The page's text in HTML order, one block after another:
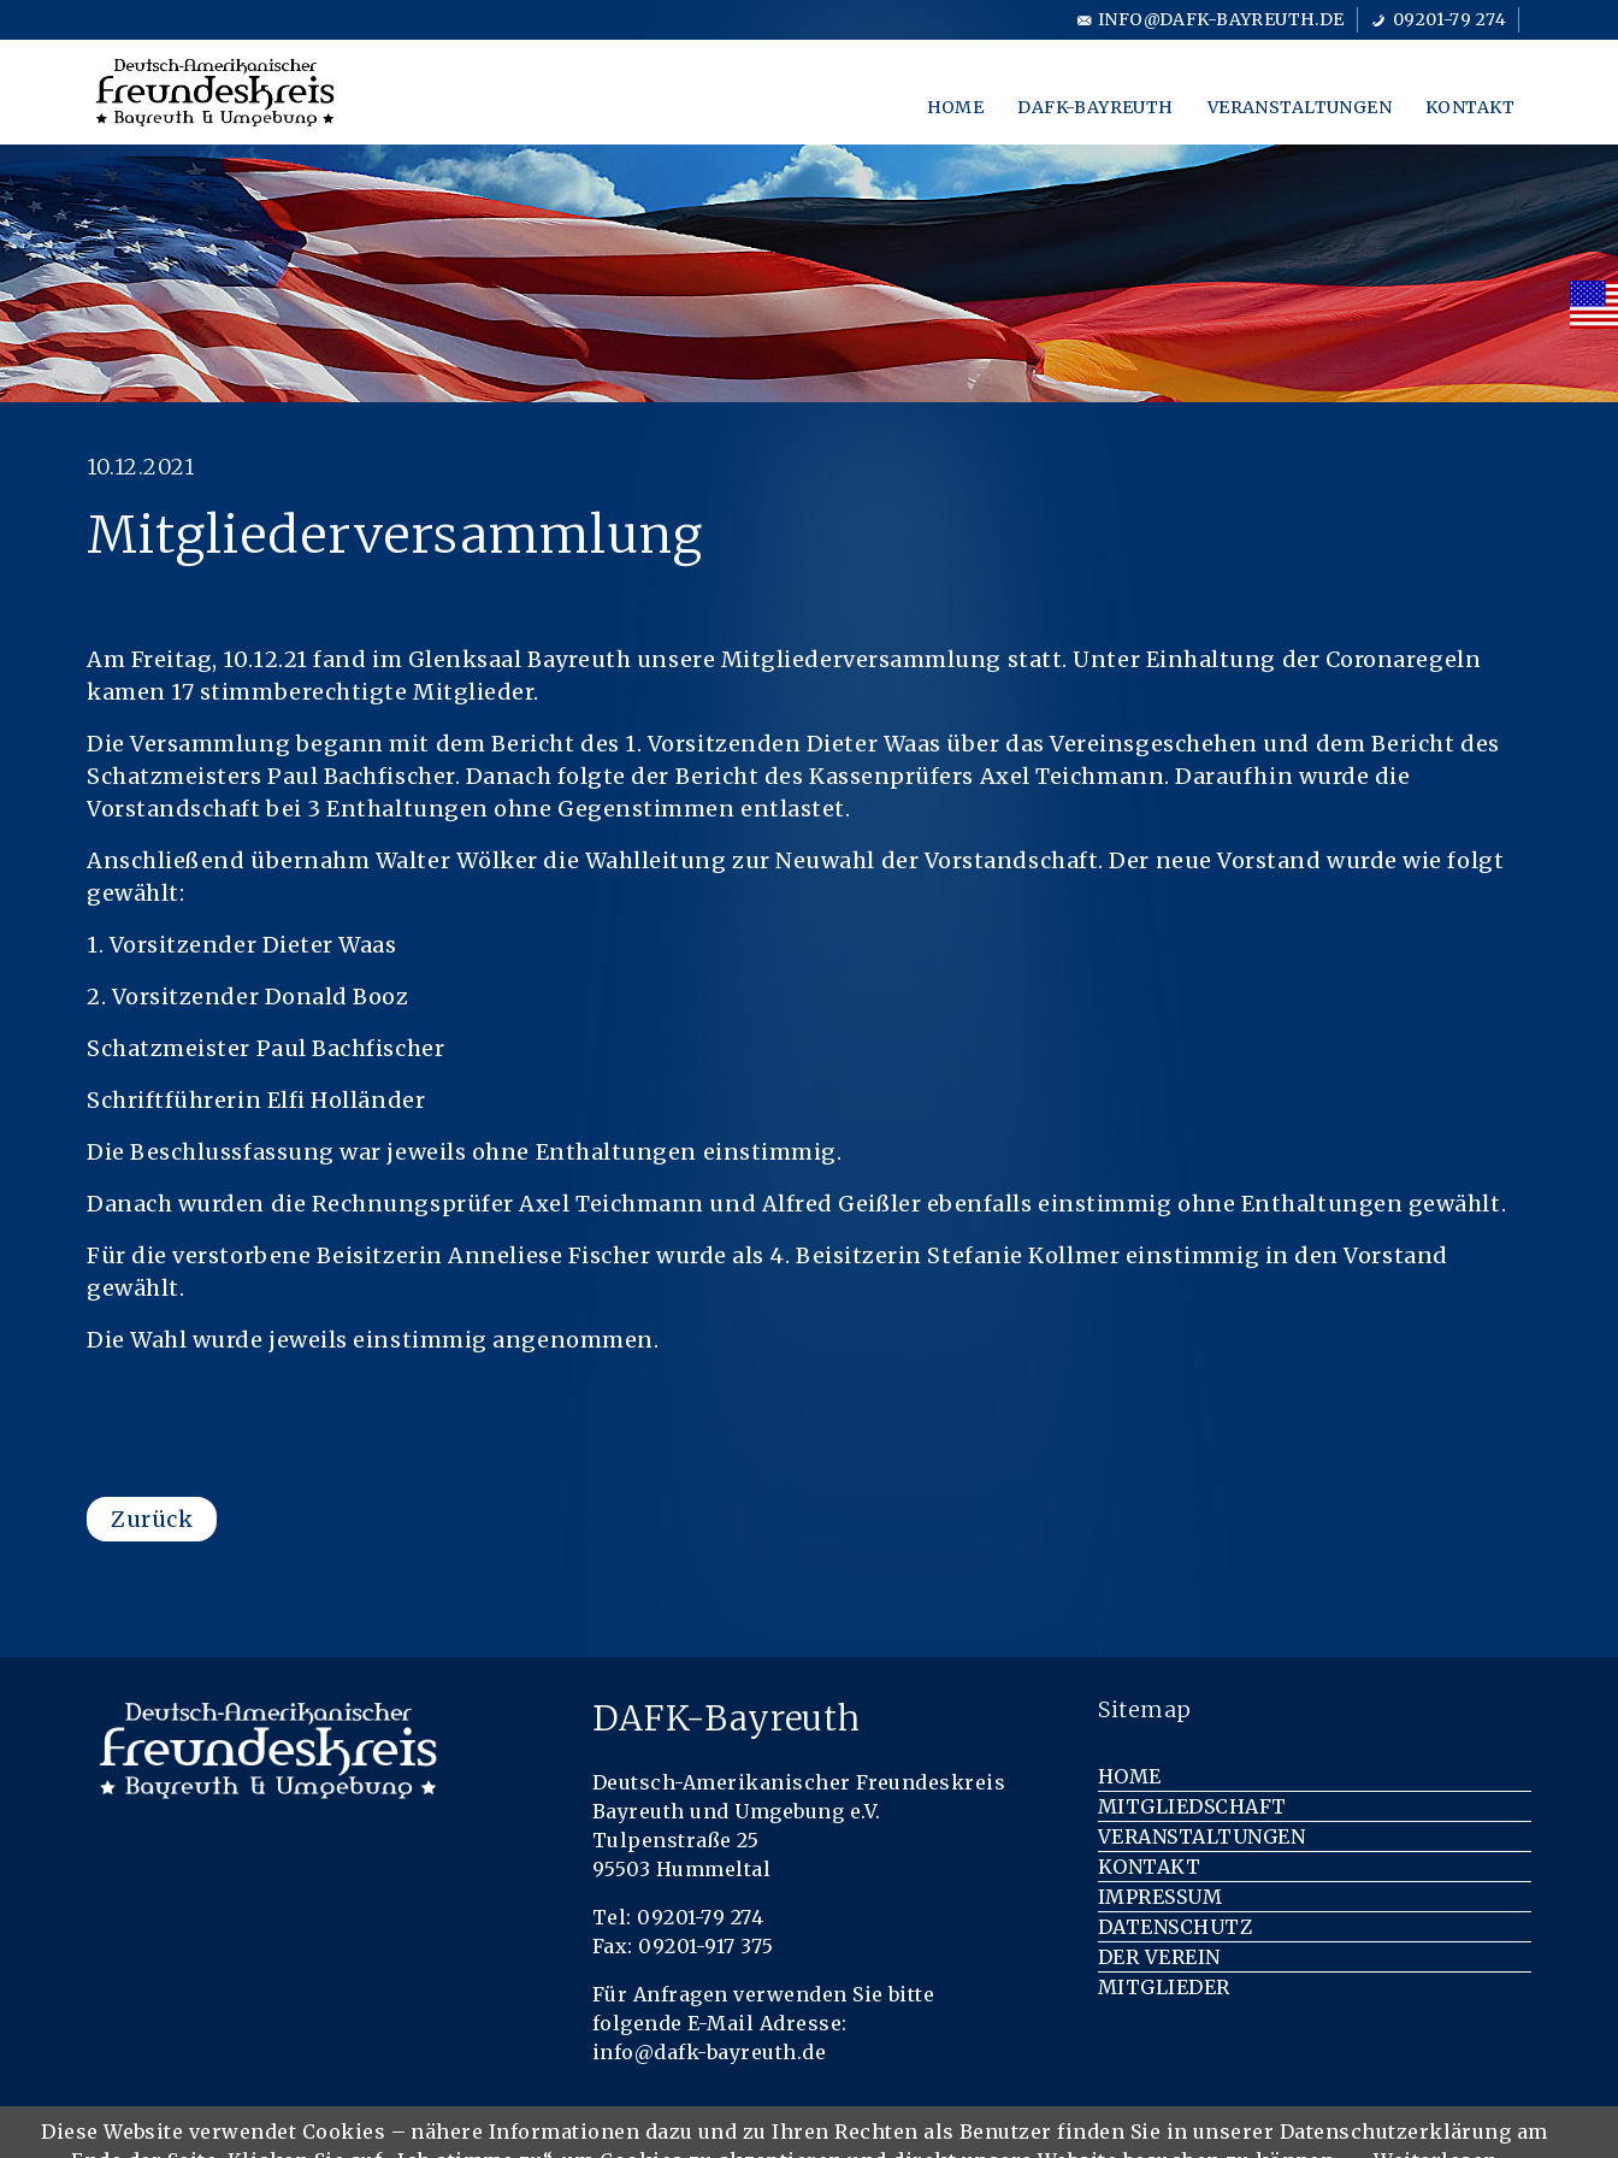
INFO@DAFK-BAYREUTH.DE 09201-79 274
HOME DAFK-BAYREUTH VERANSTALTUNGEN KONTAKT
10.12.2021
Mitgliederversammlung
Am Freitag, 10.12.21 fand im Glenksaal Bayreuth unsere Mitgliederversammlung statt. Unter Einhaltung der Coronaregeln
kamen 17 stimmberechtigte Mitglieder.
Die Versammlung begann mit dem Bericht des 1. Vorsitzenden Dieter Waas über das Vereinsgeschehen und dem Bericht des
Schatzmeisters Paul Bachfischer. Danach folgte der Bericht des Kassenprüfers Axel Teichmann. Daraufhin wurde die
Vorstandschaft bei 3 Enthaltungen ohne Gegenstimmen entlastet.
Anschließend übernahm Walter Wölker die Wahlleitung zur Neuwahl der Vorstandschaft. Der neue Vorstand wurde wie folgt
gewählt:
1. Vorsitzender Dieter Waas
2. Vorsitzender Donald Booz
Schatzmeister Paul Bachfischer
Schriftführerin Elfi Holländer
Die Beschlussfassung war jeweils ohne Enthaltungen einstimmig.
Danach wurden die Rechnungsprüfer Axel Teichmann und Alfred Geißler ebenfalls einstimmig ohne Enthaltungen gewählt.
Für die verstorbene Beisitzerin Anneliese Fischer wurde als 4. Beisitzerin Stefanie Kollmer einstimmig in den Vorstand
gewählt.
Die Wahl wurde jeweils einstimmig angenommen.
Zurück
DAFK-Bayreuth
Deutsch-Amerikanischer Freundeskreis
Bayreuth und Umgebung e.V.
Tulpenstraße 25
95503 Hummeltal
Tel: 09201-79 274
Fax: 09201-917 375
Für Anfragen verwenden Sie bitte
folgende E-Mail Adresse:
info@dafk-bayreuth.de
Sitemap
HOME
MITGLIEDSCHAFT
VERANSTALTUNGEN
KONTAKT
IMPRESSUM
DATENSCHUTZ
DER VEREIN
MITGLIEDER
Diese Website verwendet Cookies – nähere Informationen dazu und zu Ihren Rechten als Benutzer finden Sie in unserer Datenschutzerklärung am